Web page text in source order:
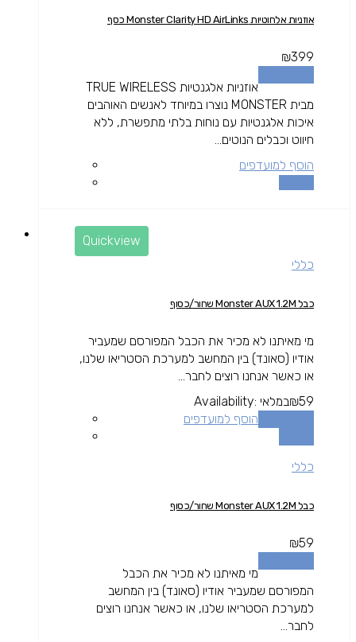
אוזניות אלחוטיות Monster Clarity HD AirLinks כסף
₪399
אוזניות אלגנטיות TRUE WIRELESS
מבית MONSTER נוצרו במיוחד לאנשים האוהבים
איכות אלגנטיות עם נוחות בלתי מתפשרת, ללא
חיווט וכבלים הנוטים...
הוסף למועדפים
Quickview
כללי
כבל Monster AUX 1.2M שחור/כסוף
מי מאיתנו לא מכיר את הכבל המפורסם שמעביר
אודיו (סאונד) בין המחשב למערכת הסטריאו שלנו,
או כאשר אנחנו רוצים לחבר...
₪59
Availability: במלאי
הוסף למועדפים
כללי
כבל Monster AUX 1.2M שחור/כסוף
₪59
מי מאיתנו לא מכיר את הכבל
המפורסם שמעביר אודיו (סאונד) בין המחשב
למערכת הסטריאו שלנו, או כאשר אנחנו רוצים
לחבר...